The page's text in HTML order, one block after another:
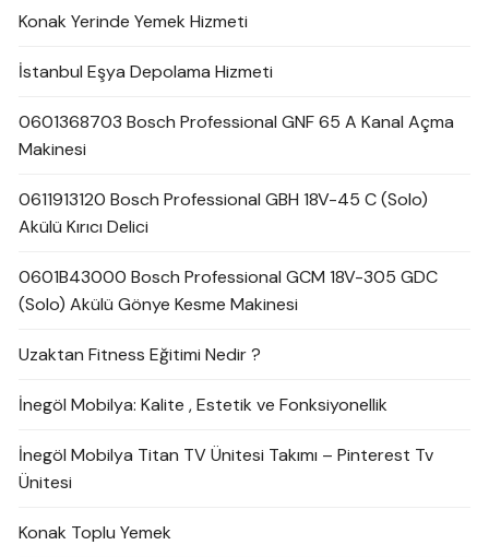
Konak Yerinde Yemek Hizmeti
İstanbul Eşya Depolama Hizmeti
0601368703 Bosch Professional GNF 65 A Kanal Açma
Makinesi
0611913120 Bosch Professional GBH 18V-45 C (Solo)
Akülü Kırıcı Delici
0601B43000 Bosch Professional GCM 18V-305 GDC
(Solo) Akülü Gönye Kesme Makinesi
Uzaktan Fitness Eğitimi Nedir ?
İnegöl Mobilya: Kalite , Estetik ve Fonksiyonellik
İnegöl Mobilya Titan TV Ünitesi Takımı – Pinterest Tv
Ünitesi
Konak Toplu Yemek